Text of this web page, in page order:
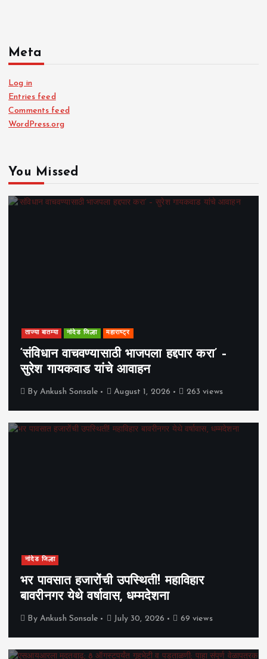
Meta
Log in
Entries feed
Comments feed
WordPress.org
You Missed
ताज्या बातम्या नांदेड जिल्हा महाराष्ट्र
‘संविधान वाचवण्यासाठी भाजपला हद्दपार करा’ –
सुरेश गायकवाड यांचे आवाहन
By Ankush Sonsale August 1, 2026 263 views
नांदेड जिल्हा
भर पावसात हजारोंची उपस्थिती! महाविहार
बावरीनगर येथे वर्षावास, धम्मदेशना
By Ankush Sonsale July 30, 2026 69 views